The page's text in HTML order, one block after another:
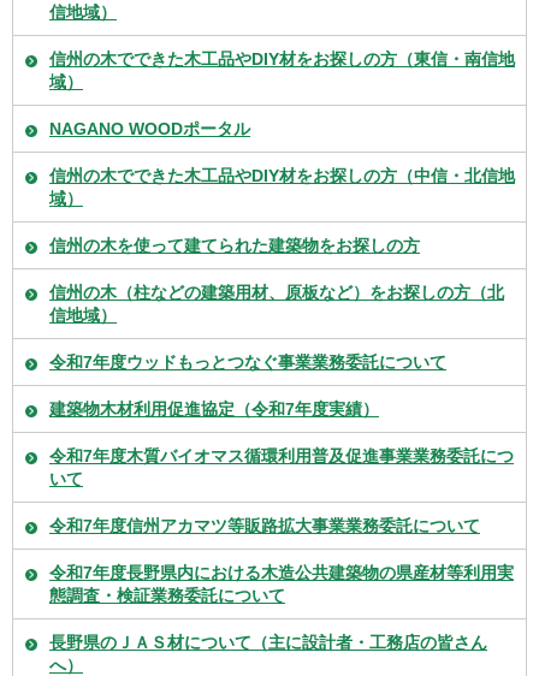
信地域）
信州の木でできた木工品やDIY材をお探しの方（東信・南信地
域）
NAGANO WOODポータル
信州の木でできた木工品やDIY材をお探しの方（中信・北信地
域）
信州の木を使って建てられた建築物をお探しの方
信州の木（柱などの建築用材、原板など）をお探しの方（北
信地域）
令和7年度ウッドもっとつなぐ事業業務委託について
建築物木材利用促進協定（令和7年度実績）
令和7年度木質バイオマス循環利用普及促進事業業務委託につ
いて
令和7年度信州アカマツ等販路拡大事業業務委託について
令和7年度長野県内における木造公共建築物の県産材等利用実
態調査・検証業務委託について
長野県のＪＡＳ材について（主に設計者・工務店の皆さん
へ）